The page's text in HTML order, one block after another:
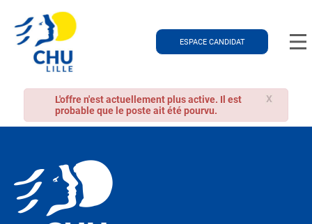
ESPACE CANDIDAT
X
L'offre n'est actuellement plus active. Il est
probable que le poste ait été pourvu.